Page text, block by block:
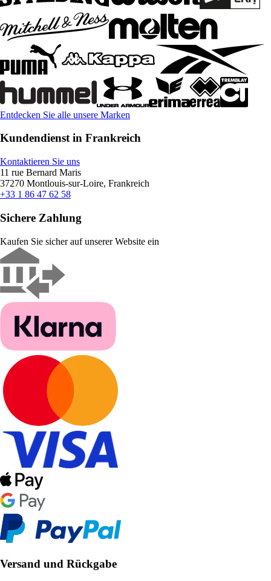
Entdecken Sie alle unsere Marken
Kundendienst in Frankreich
Kontaktieren Sie uns
11 rue Bernard Maris
37270 Montlouis-sur-Loire, Frankreich
+33 1 86 47 62 58
Sichere Zahlung
Kaufen Sie sicher auf unserer Website ein
Versand und Rückgabe